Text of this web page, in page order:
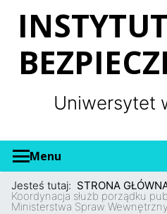
Uniwersytet
Menu
Jesteś tutaj: STRONA
Koordynacja służb porządku
Ministerstwa Spraw